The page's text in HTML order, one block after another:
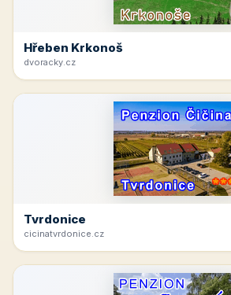
Hřeben Krkonoš
dvoracky.cz
Tvrdonice
cicinatvrdonice.cz